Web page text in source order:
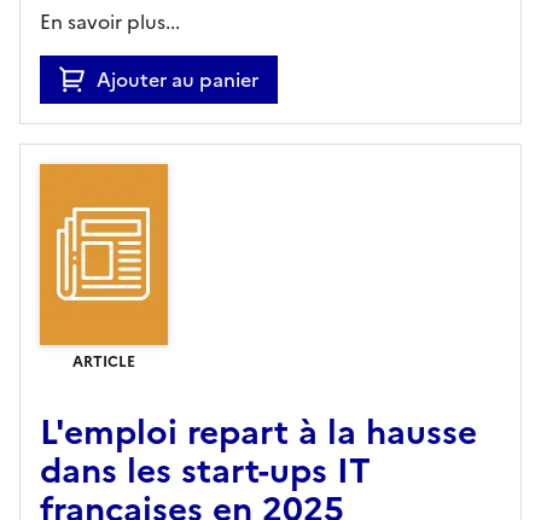
En savoir plus...
Ajouter au panier
ARTICLE
L'emploi repart à la hausse
dans les start-ups IT
françaises en 2025